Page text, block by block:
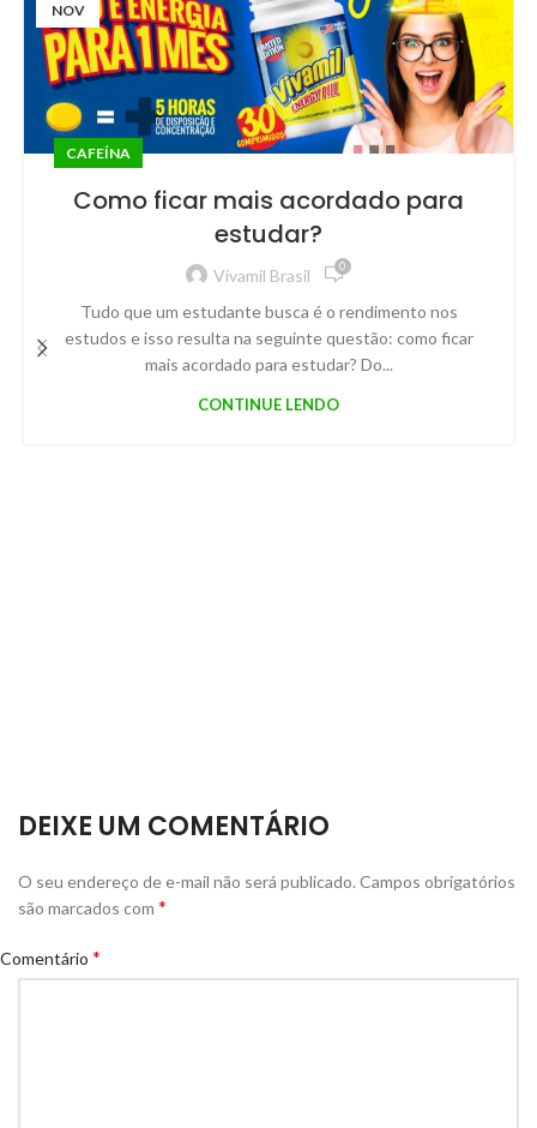
NOV
CAFEÍNA
Como ficar mais acordado para
estudar?
Vivamil Brasil 0
Tudo que um estudante busca é o rendimento nos
estudos e isso resulta na seguinte questão: como ficar
mais acordado para estudar? Do...
CONTINUE LENDO
DEIXE UM COMENTÁRIO
O seu endereço de e-mail não será publicado. Campos obrigatórios
são marcados com *
Comentário *